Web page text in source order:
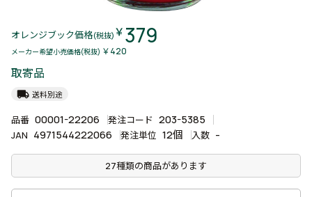
オレンジブック価格(税抜) ￥379
メーカー希望小売価格(税抜) ￥420
取寄品
local_shipping 送料別途
品番 00001-22206 発注コード 203-5385
JAN 4971544222066 発注単位 12個 入数 -
27種類の商品があります